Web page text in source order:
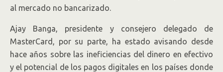
al mercado no bancarizado.
Ajay Banga, presidente y consejero delegado de
MasterCard, por su parte, ha estado avisando desde
hace años sobre las ineficiencias del dinero en efectivo
y el potencial de los pagos digitales en los países donde